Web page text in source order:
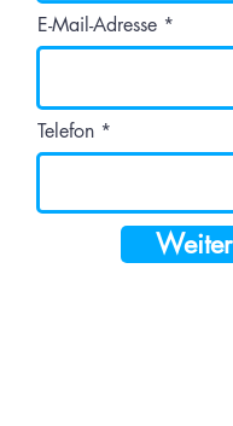
E-Mail-Adresse
Telefon
Weiter